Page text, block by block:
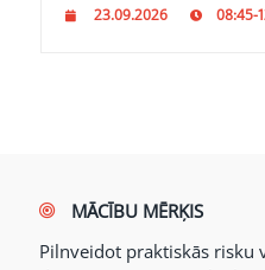
23.09.2026 08:45-
MĀCĪBU MĒRĶIS
Pilnveidot praktiskās risku